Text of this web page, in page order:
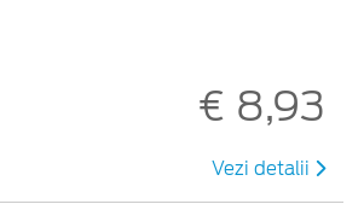
€ 8,93
Vezi detalii